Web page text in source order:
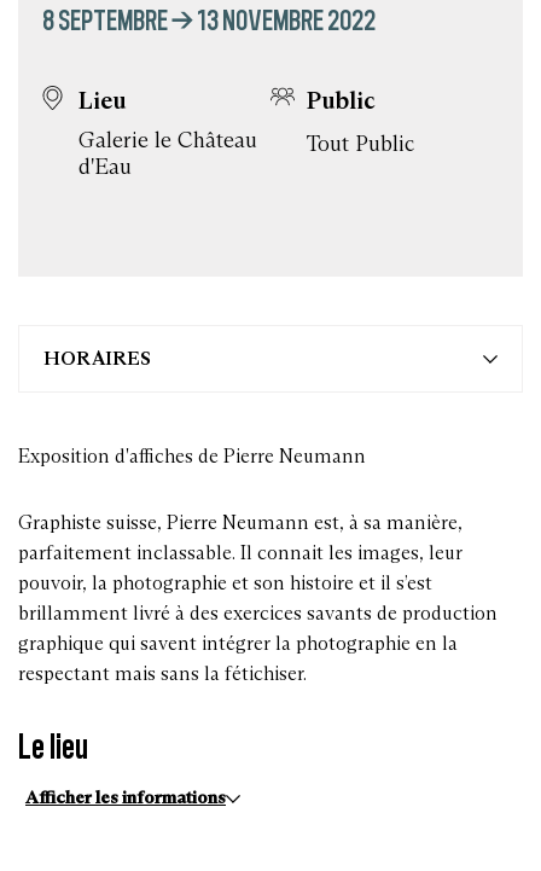
8 SEPTEMBRE → 13 NOVEMBRE 2022
Lieu
Galerie le Château
d'Eau
Public
Tout Public
HORAIRES
Exposition d'affiches de Pierre Neumann
Graphiste suisse, Pierre Neumann est, à sa manière,
parfaitement inclassable. Il connait les images, leur
pouvoir, la photographie et son histoire et il s’est
brillamment livré à des exercices savants de production
graphique qui savent intégrer la photographie en la
respectant mais sans la fétichiser.
Le lieu
Afficher les informations